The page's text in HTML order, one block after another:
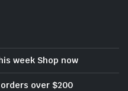
week Shop now
over $200